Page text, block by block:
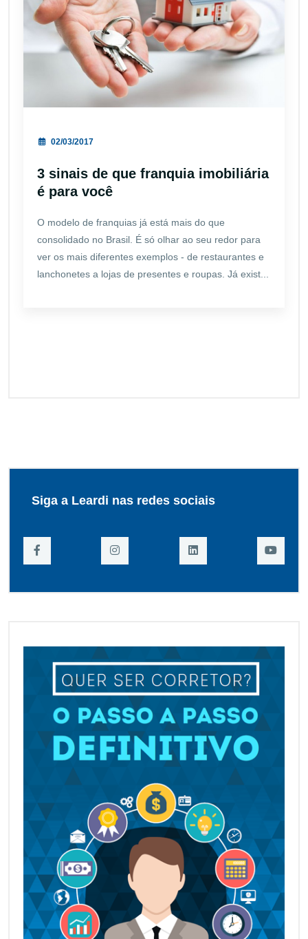
02/03/2017
3 sinais de que franquia imobiliária
é para você
O modelo de franquias já está mais do que
consolidado no Brasil. É só olhar ao seu redor para
ver os mais diferentes exemplos - de restaurantes e
lanchonetes a lojas de presentes e roupas. Já exist...
Siga a Leardi nas redes sociais